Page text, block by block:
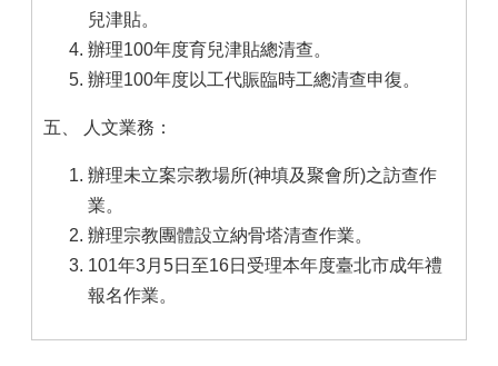
兒津貼。
辦理100年度育兒津貼總清查。
辦理100年度以工代賑臨時工總清查申復。
五、 人文業務：
辦理未立案宗教場所(神填及聚會所)之訪查作
業。
辦理宗教團體設立納骨塔清查作業。
101年3月5日至16日受理本年度臺北市成年禮
報名作業。